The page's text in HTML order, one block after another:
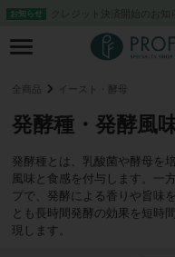
お知らせ クレジット決済開始のお知
全商品 イースト・酵母
発酵種・発酵風
発酵種とは、乳酸菌や酵母を
風味と食感を付与します。一
プで、発酵による香りや旨味
とも長時間発酵の効果を短時
現します。